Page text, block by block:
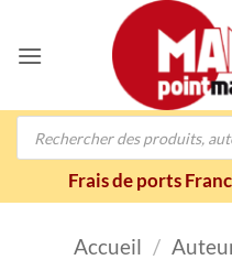
contenu
Recherche
Frais de ports
Accueil /